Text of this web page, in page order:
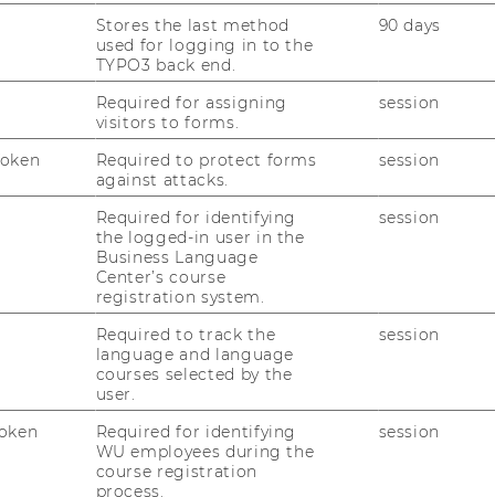
im Som­mer 2021 als erste Uni­ver­si­
Zer­ti­fi­kat aus­ge­zeich­net.
in Bron­ze er­folg­te nach einem um­
durch die un­ab­hän­gi­ge Stel­le TÜV
ist on­line ver­füg­bar und kann auf der
wer­den.
In­hal­te
In­hal­te sind aus den fol­gen­den Grün­den
Be­las­tung
Stores the last method
used for logging in to the
TYPO3 back end.
90 days
Required for assigning
visitors to forms.
session
Required to protect forms
against attacks.
session
Required for identifying
the logged-in user in the
Business Language
Center’s course
registration system.
session
Required to track the
language and language
courses selected by the
user.
session
Required for identifying
WU employees during the
course registration
process.
session